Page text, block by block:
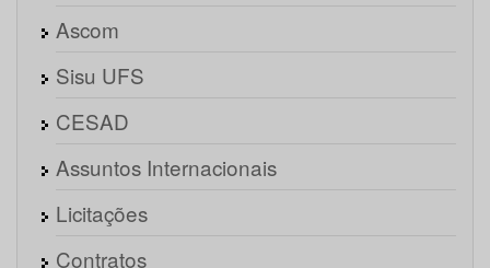
Ascom
Sisu UFS
CESAD
Assuntos Internacionais
Licitações
Contratos